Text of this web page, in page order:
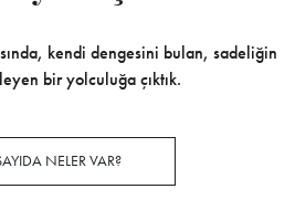
kendi dengesini bulan, sadeliğin
bir yolculuğa çıktık.
NELER VAR?